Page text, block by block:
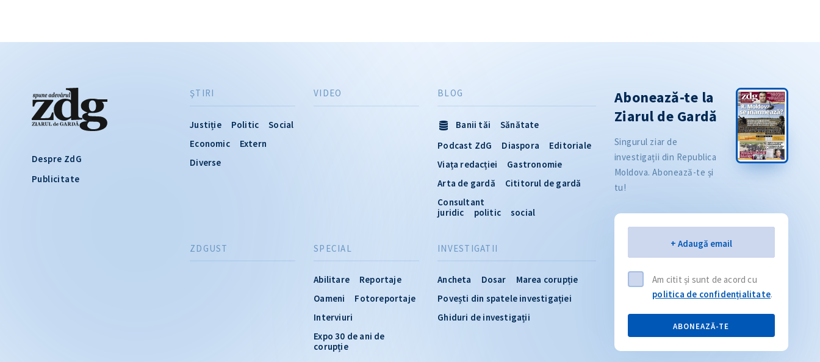
Despre ZdG
Publicitate
ŞTIRI
Justiție Politic
Social
Economic
Extern
Diverse
INVESTIGATII
Ancheta Dosar
Marea corupție
Povești din spatele investigației
Ghiduri de investigații
VIDEO
SPECIAL
Abilitare
Reportaje
Oameni
Fotoreportaje
Interviuri
Expo 30 de ani de
corupție
BLOG
Banii tăi
Sănătate
Podcast ZdG
Diaspora
Editoriale
Viața redacției
Gastronomie
Arta de gardă
Cititorul de gardă
Consultant
juridic
politic social
ZDGUST
Abonează-te la
Ziarul de Gardă
Singurul ziar de
investigații din Republica
Moldova. Abonează-te și
tu!
+ Adaugă email
Am citit și sunt de acord cu
politica de confidențialitate.
ABONEAZĂ-TE